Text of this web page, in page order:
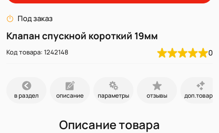
Под заказ
Клапан спускной короткий 19мм
Код товара: 1242148 0
в раздел описание параметры отзывы доп.товары
Описание товара